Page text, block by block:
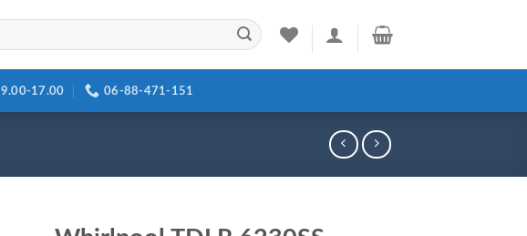
9.00-17.00 06-88-471-151